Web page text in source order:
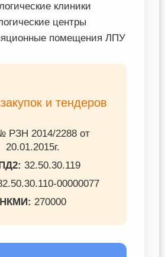
клиники
центры
помещения ЛПУ
и тендеров
РЗН 2014/2288 от
20.01.2015г.
32.50.30.119
00000077
НКМИ: 270000